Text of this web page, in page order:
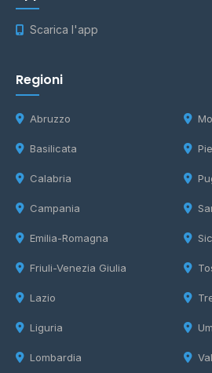
Scarica l'app
Regioni
Abruzzo
Basilicata
Calabria
Campania
Emilia-Romagna
Friuli-Venezia Giulia
Lazio
Liguria
Lombardia